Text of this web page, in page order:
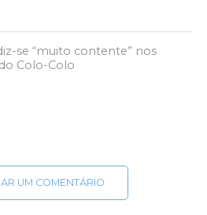
se “muito contente” nos
Colo-Colo
UM COMENTÁRIO